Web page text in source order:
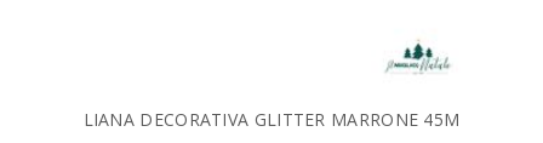
LIANA DECORATIVA GLITTER MARRONE 45M